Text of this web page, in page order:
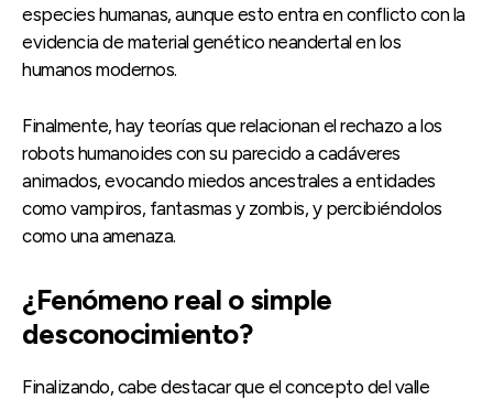
especies humanas, aunque esto entra en conflicto con la
evidencia de material genético neandertal en los
humanos modernos.
Finalmente, hay teorías que relacionan el rechazo a los
robots humanoides con su parecido a cadáveres
animados, evocando miedos ancestrales a entidades
como vampiros, fantasmas y zombis, y percibiéndolos
como una amenaza.
¿Fenómeno real o simple
desconocimiento?
Finalizando, cabe destacar que el concepto del valle